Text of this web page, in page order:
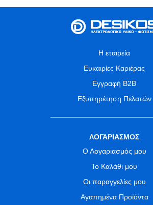
Η εταιρεία
Ευκαιρίες Καριέρας
Εγγραφή B2B
Εξυπηρέτηση Πελατών
ΛΟΓΑΡΙΑΣΜΟΣ
Ο Λογαριασμός μου
Το Καλάθι μου
Οι παραγγελίες μου
Αγαπημένα Προϊόντα